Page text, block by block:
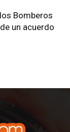
Bomberos
un acuerdo